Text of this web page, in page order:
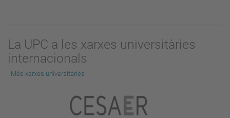
La UPC a les xarxes universitàries
internacionals
Més xarxes universitàries